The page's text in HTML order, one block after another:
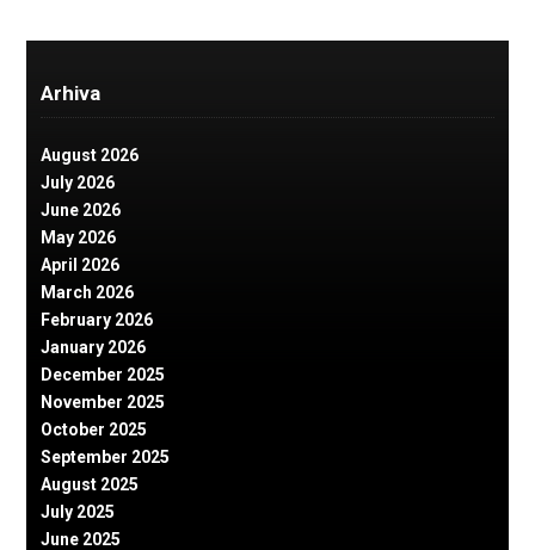
Arhiva
August 2026
July 2026
June 2026
May 2026
April 2026
March 2026
February 2026
January 2026
December 2025
November 2025
October 2025
September 2025
August 2025
July 2025
June 2025